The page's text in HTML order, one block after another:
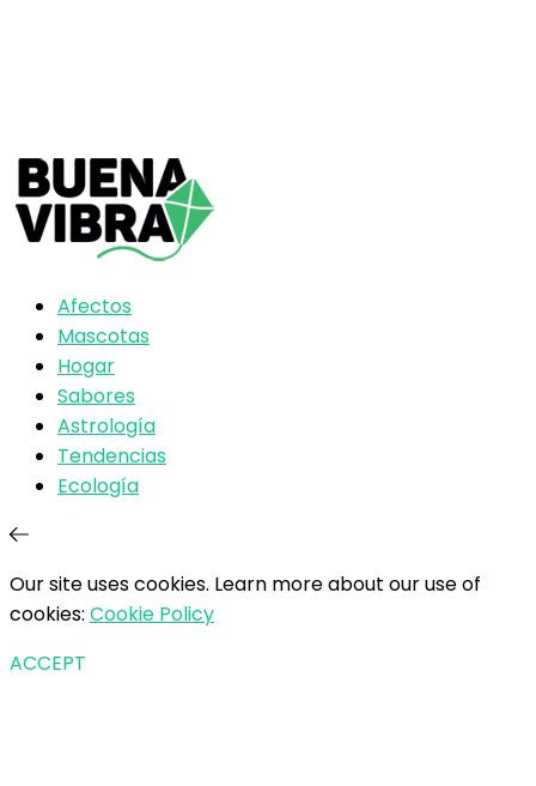
Afectos
Mascotas
Hogar
Sabores
Astrología
Tendencias
Ecología
Our site uses cookies. Learn more about our use of
cookies: Cookie Policy
ACCEPT